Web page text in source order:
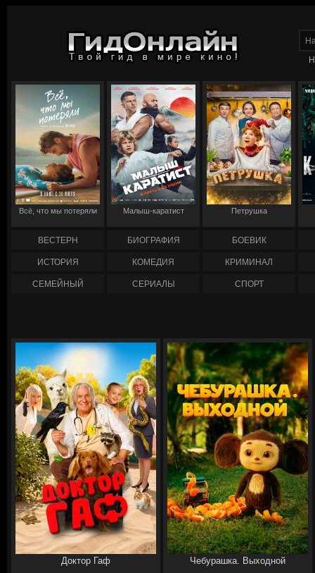
Всё, что мы потеряли Малыш-каратист Петрушка
ВЕСТЕРН БИОГРАФИЯ БОЕВИК
ИСТОРИЯ КОМЕДИЯ КРИМИНАЛ
СЕМЕЙНЫЙ СЕРИАЛЫ СПОРТ
Доктор Гаф Чебурашка. Выходной